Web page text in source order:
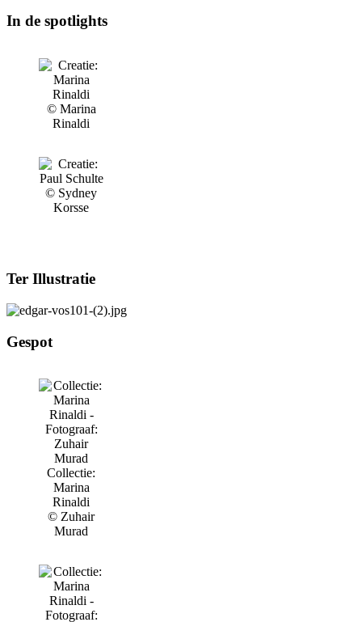
In de spotlights
© Marina
Rinaldi
© Sydney
Korsse
Ter Illustratie
Gespot
Collectie:
Marina
Rinaldi
© Zuhair
Murad